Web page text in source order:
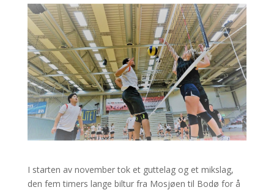
I starten av november tok et guttelag og et mikslag,
den fem timers lange biltur fra Mosjøen til Bodø for å